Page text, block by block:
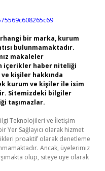
bir marka, kurum
bulunmamaktadır.
makaleler
içerikler haber niteliği
kişiler hakkında
kurum ve kişiler ile isim
Sitemizdeki bilgiler
taşımazlar.
Teknolojileri ve İletişim
Yer Sağlayıcı olarak hizmet
proaktif olarak denetleme
Ancak, üyelerimiz
olup, siteye üye olarak